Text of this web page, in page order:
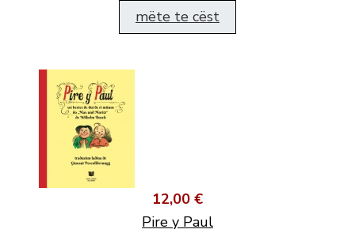
mëte te cëst
12,00 €
Pire y Paul